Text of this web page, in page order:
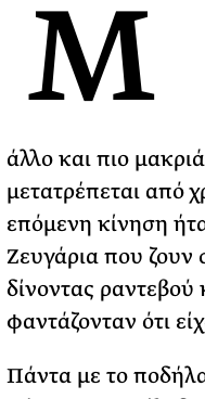
Μ
άλλο και πιο
μετατρέπεται από
επόμενη κίνηση
Ζευγάρια που ζουν
δίνοντας ραντεβού
φαντάζονταν ότι
Πάντα με το